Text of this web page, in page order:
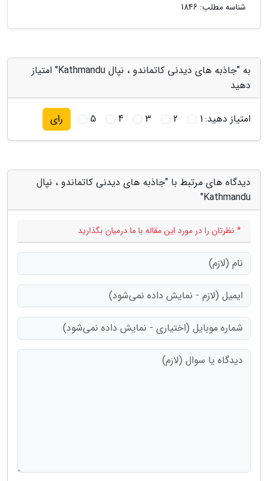
شناسه مطلب: 1846
به "جاذبه های دیدنی کاتماندو ، نپال Kathmandu" امتیاز
دهید
امتیاز دهید:1
2
3
4
5 رای
دیدگاه های مرتبط با "جاذبه های دیدنی کاتماندو ، نپال
Kathmandu"
* نظرتان را در مورد این مقاله با ما درمیان بگذارید